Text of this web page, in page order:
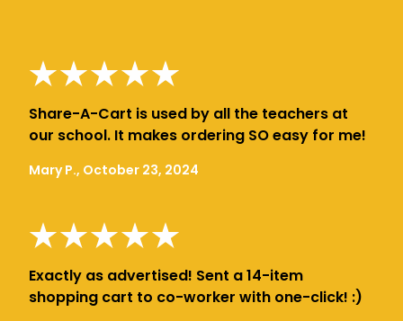
Share-A-Cart is used by all the teachers at
our school. It makes ordering SO easy for me!
Mary P., October 23, 2024
Exactly as advertised! Sent a 14-item
shopping cart to co-worker with one-click! :)